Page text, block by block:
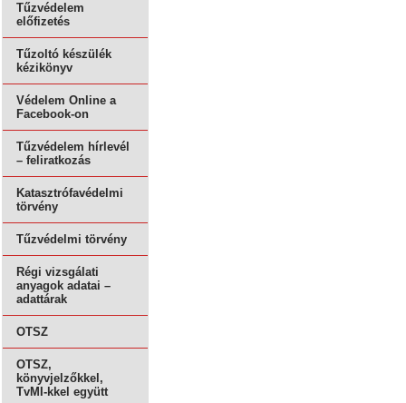
Tűzvédelem
előfizetés
Tűzoltó készülék
kézikönyv
Védelem Online a
Facebook-on
Tűzvédelem hírlevél
– feliratkozás
Katasztrófavédelmi
törvény
Tűzvédelmi törvény
Régi vizsgálati
anyagok adatai –
adattárak
OTSZ
OTSZ,
könyvjelzőkkel,
TvMI-kkel együtt